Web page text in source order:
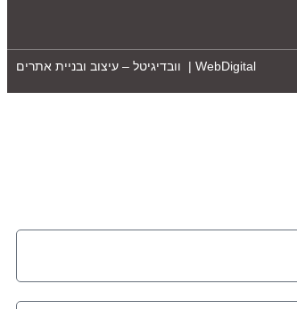
WebDigital | וובדיגיטל – עיצוב ובניית אתרים